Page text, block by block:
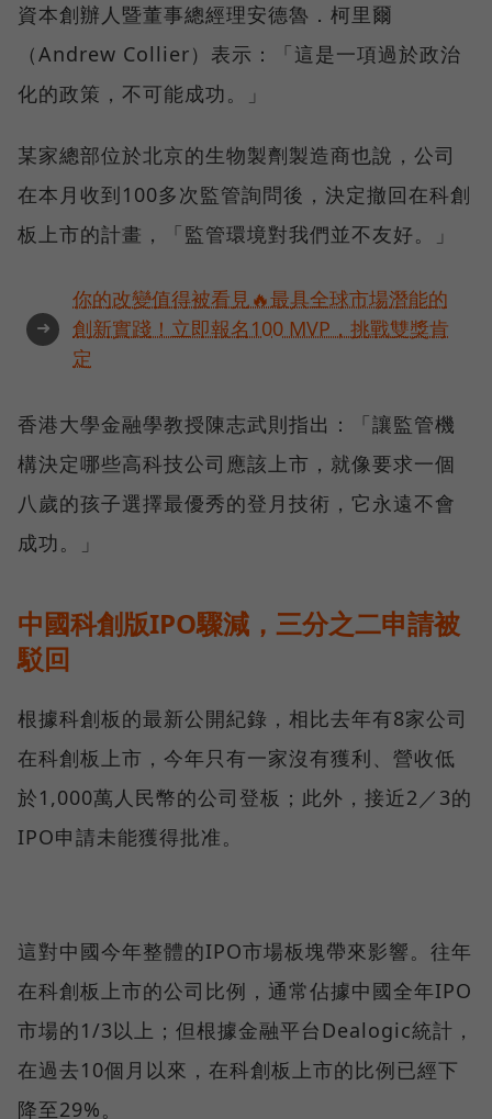
資本創辦人暨董事總經理安德魯．柯里爾
（Andrew Collier）表示：「這是一項過於政治
化的政策，不可能成功。」
某家總部位於北京的生物製劑製造商也說，公司
在本月收到100多次監管詢問後，決定撤回在科創
板上市的計畫，「監管環境對我們並不友好。」
➜
你的改變值得被看見🔥最具全球市場潛能的
創新實踐！立即報名100 MVP，挑戰雙獎肯
定
香港大學金融學教授陳志武則指出：「讓監管機
構決定哪些高科技公司應該上市，就像要求一個
八歲的孩子選擇最優秀的登月技術，它永遠不會
成功。」
中國科創版IPO驟減，三分之二申請被
駁回
根據科創板的最新公開紀錄，相比去年有8家公司
在科創板上市，今年只有一家沒有獲利、營收低
於1,000萬人民幣的公司登板；此外，接近2／3的
IPO申請未能獲得批准。
這對中國今年整體的IPO市場板塊帶來影響。往年
在科創板上市的公司比例，通常佔據中國全年IPO
市場的1/3以上；但根據金融平台Dealogic統計，
在過去10個月以來，在科創板上市的比例已經下
降至29%。